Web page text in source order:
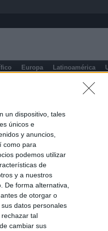
un dispositivo, tales
únicos e
y anuncios,
como para
podemos utilizar
de
y a nuestros
De forma alternativa,
de otorgar o
datos personales
tal
cambiar sus
Europa Latinoamérica